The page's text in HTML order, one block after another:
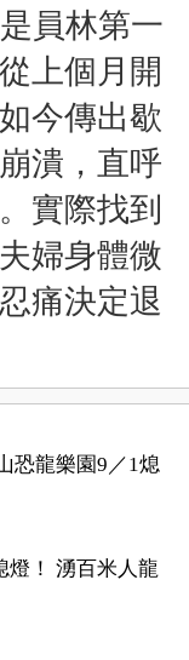
員林第一
上個月開
今傳出歇
潰，直呼
實際找到
婦身體微
痛決定退
恐龍樂園9／1熄
燈！ 湧百米人龍